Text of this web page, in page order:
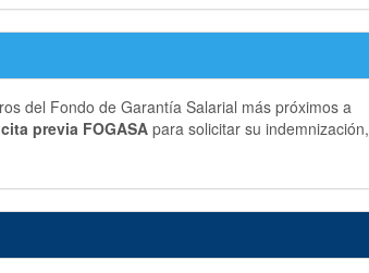
del Fondo de Garantía Salarial más próximos a
cita previa FOGASA para solicitar su indemnización,